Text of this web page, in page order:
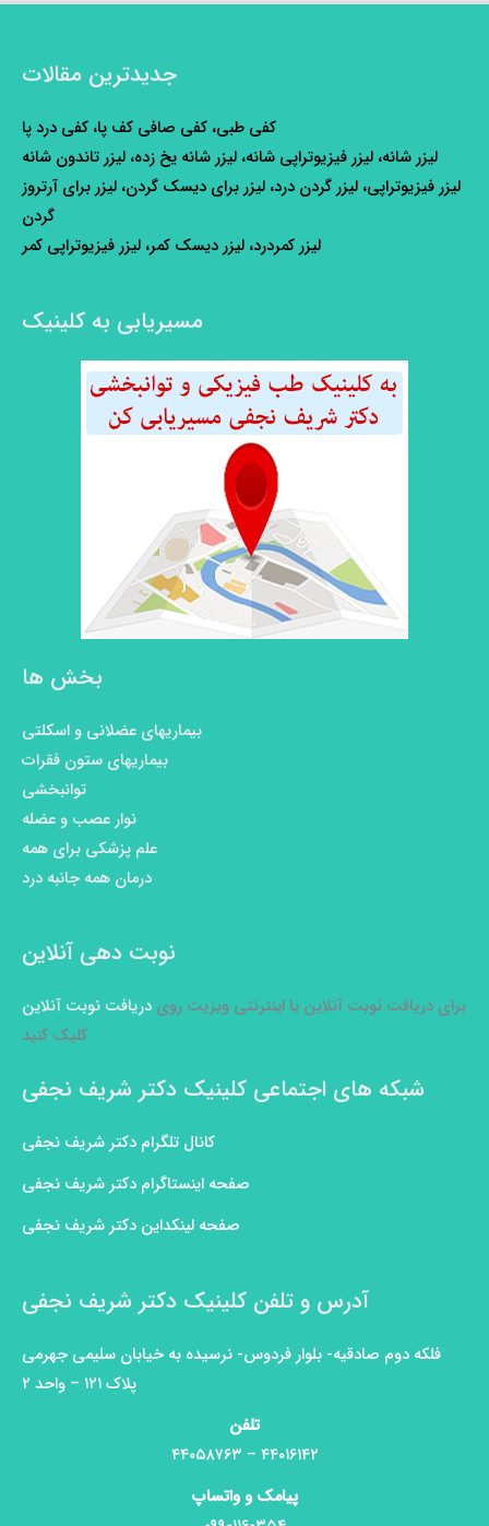
جدیدترین مقالات
کفی طبی، کفی صافی کف پا، کفی درد پا
لیزر شانه، لیزر فیزیوتراپی شانه، لیزر شانه یخ زده، لیزر تاندون شانه
لیزر فیزیوتراپی، لیزر گردن درد، لیزر برای دیسک گردن، لیزر برای آرتروز
گردن
لیزر کمردرد، لیزر دیسک کمر، لیزر فیزیوتراپی کمر
مسیریابی به کلینیک
بخش ها
بیماریهای عضلانی و اسکلتی
بیماریهای ستون فقرات
توانبخشی
نوار عصب و عضله
علم پزشکی برای همه
درمان همه جانبه درد
نوبت دهی آنلاین
برای دریافت نوبت آنلاین یا اینترنتی ویزیت روی دریافت نوبت آنلاین
کلیک کنید
شبکه های اجتماعی کلینیک دکتر شریف نجفی
کانال تلگرام دکتر شریف نجفی
صفحه اینستاگرام دکتر شریف نجفی
صفحه لینکداین دکتر شریف نجفی
آدرس و تلفن کلینیک دکتر شریف نجفی
فلکه دوم صادقیه- بلوار فردوس- نرسیده به خیابان سلیمی جهرمی
پلاک ۱۲۱ – واحد ۲
تلفن
۴۴۰۱۶۱۴۲ – ۴۴۰۵۸۷۶۳
پیامک و واتساپ